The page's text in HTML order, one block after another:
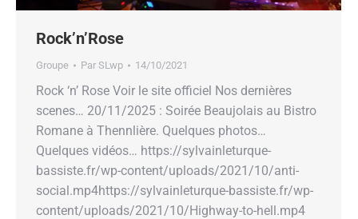
Rock’n’Rose
Groupe Par SLwp 14/10/2021
Rock ‘n’ Rose Voir le site officiel Nos dernières
scenes… 20/11/2025 : Soirée Beaujolais au Bistro
Romane à Thennlière. Quelques photos…
Quelques vidéos… https://sylvainleturque-
bassiste.fr/wp-content/uploads/2021/10/anti-
social.mp4https://sylvainleturque-bassiste.fr/wp-
content/uploads/2021/10/Highway-to-hell.mp4